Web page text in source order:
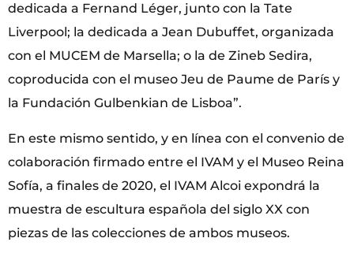
dedicada a Fernand Léger, junto con la Tate
Liverpool; la dedicada a Jean Dubuffet, organizada
con el MUCEM de Marsella; o la de Zineb Sedira,
coproducida con el museo Jeu de Paume de París y
la Fundación Gulbenkian de Lisboa”.
En este mismo sentido, y en línea con el convenio de
colaboración firmado entre el IVAM y el Museo Reina
Sofía, a finales de 2020, el IVAM Alcoi expondrá la
muestra de escultura española del siglo XX con
piezas de las colecciones de ambos museos.